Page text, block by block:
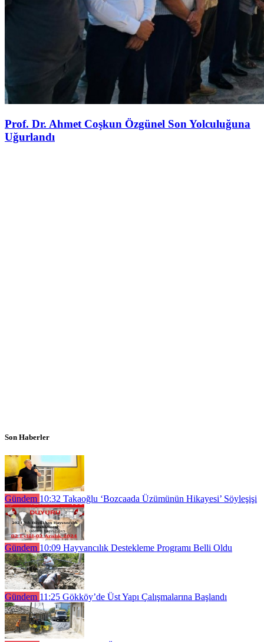
Prof. Dr. Ahmet Coşkun Özgünel Son Yolculuğuna
Uğurlandı
Son Haberler
Gündem 10:32 Takaoğlu ‘Bozcaada Üzümünün Hikayesi’ Söyleşişi
Gündem 10:09 Hayvancılık Destekleme Programı Belli Oldu
Gündem 11:25 Gökköy’de Üst Yapı Çalışmalarına Başlandı